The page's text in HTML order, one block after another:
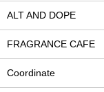
ALT AND DOPE
FRAGRANCE CAFE
Coordinate